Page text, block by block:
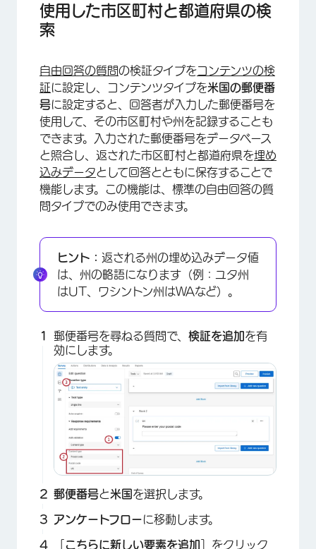
使用した市区町村と都道府県の検
索
自由回答の質問の検証タイプをコンテンツの検
証に設定し、コンテンツタイプを米国の郵便番
号に設定すると、回答者が入力した郵便番号を
使用して、その市区町村や州を記録することも
できます。入力された郵便番号をデータベース
と照合し、返された市区町村と都道府県を埋め
込みデータとして回答とともに保存することで
機能します。この機能は、標準の自由回答の質
問タイプでのみ使用できます。
ヒント： 返される州の埋め込みデータ値
は、州の略語になります（例：ユタ州
はUT、ワシントン州はWAなど）。
郵便番号を尋ねる質問で、 検証を追加を有
効にします。
郵便番号と米国を選択します。
アンケートフローに移動します。
こちらに新しい要素を追加
］をクリック